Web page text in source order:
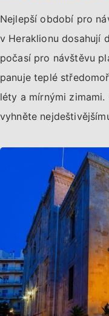
Nejlepší období pro
v Heraklionu dosahují
počasí pro návštěvu
panuje teplé
léty a mírnými zimami.
vyhněte